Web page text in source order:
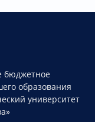
бюджетное
образования
университет